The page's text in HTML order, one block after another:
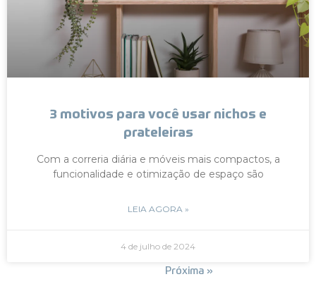
3 motivos para você usar nichos e
prateleiras
Com a correria diária e móveis mais compactos, a
funcionalidade e otimização de espaço são
LEIA AGORA »
4 de julho de 2024
Próxima »